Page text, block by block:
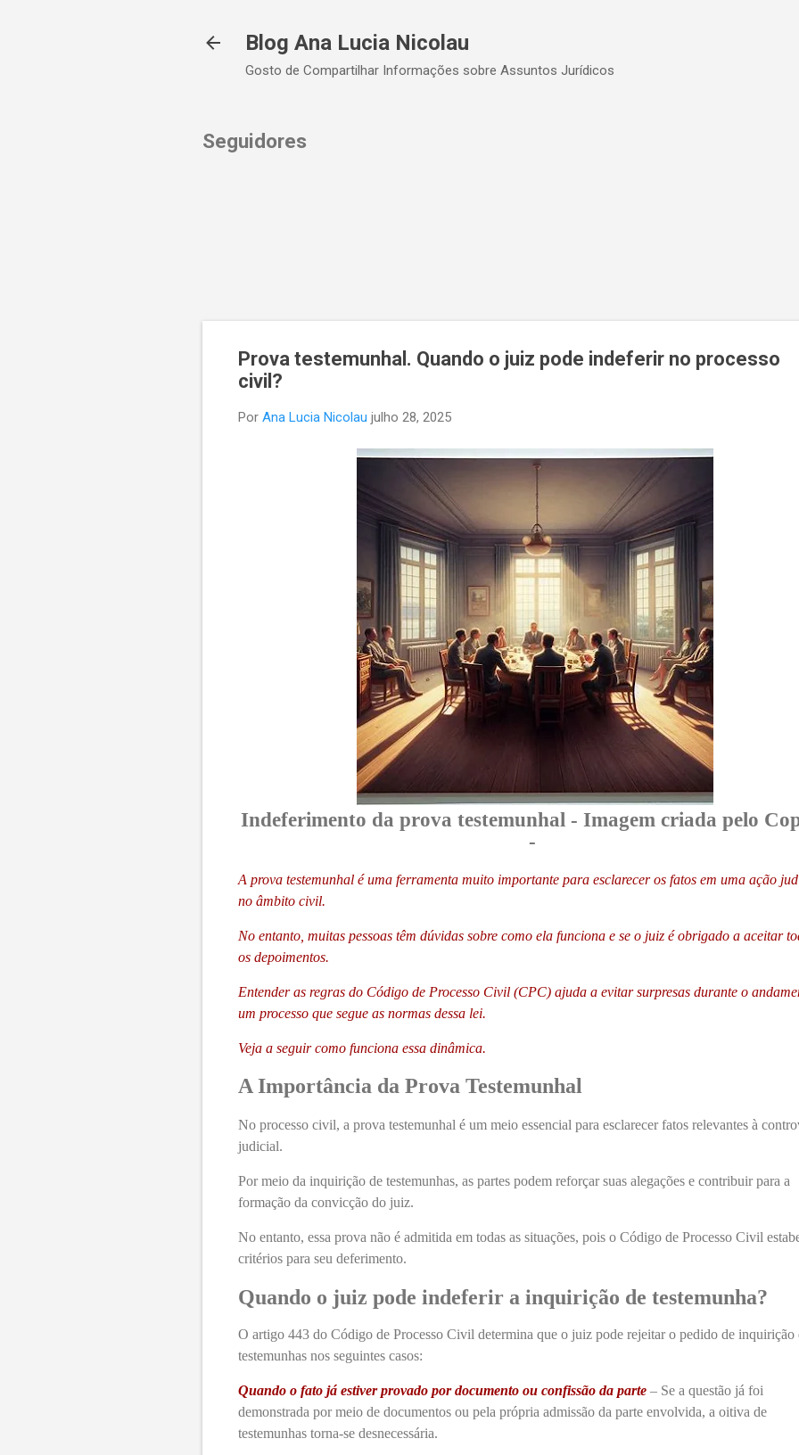
Blog Ana Lucia Nicolau
Gosto de Compartilhar Informações sobre Assuntos Jurídicos
Seguidores
Prova testemunhal. Quando o juiz pode indeferir no processo
civil?
Por Ana Lucia Nicolau julho 28, 2025
Indeferimento da prova testemunhal - Imagem criada pelo
-
A prova testemunhal é uma ferramenta muito importante para esclarecer os fatos em uma ação
no âmbito civil.
No entanto, muitas pessoas têm dúvidas sobre como ela funciona e se o juiz é obrigado a aceitar
os depoimentos.
Entender as regras do Código de Processo Civil (CPC) ajuda a evitar surpresas durante o
um processo que segue as normas dessa lei.
Veja a seguir como funciona essa dinâmica.
A Importância da Prova Testemunhal
No processo civil, a prova testemunhal é um meio essencial para esclarecer fatos relevantes à
judicial.
Por meio da inquirição de testemunhas, as partes podem reforçar suas alegações e contribuir para a
formação da convicção do juiz.
No entanto, essa prova não é admitida em todas as situações, pois o Código de Processo Civil
critérios para seu deferimento.
Quando o juiz pode indeferir a inquirição de testemunha?
O artigo 443 do Código de Processo Civil determina que o juiz pode rejeitar o pedido de inquirição
testemunhas nos seguintes casos:
Quando o fato já estiver provado por documento ou confissão da parte – Se a questão já foi
demonstrada por meio de documentos ou pela própria admissão da parte envolvida, a oitiva de
testemunhas torna-se desnecessária.